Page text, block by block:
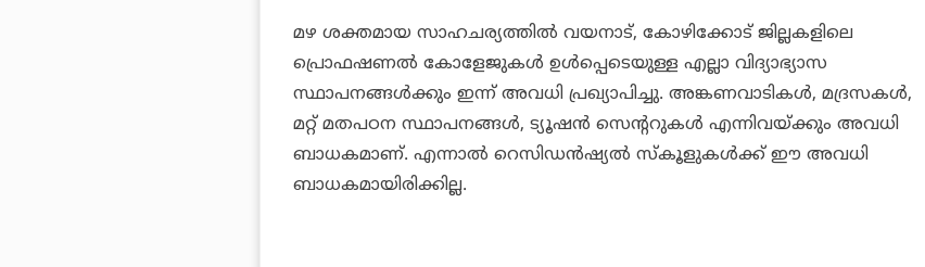
മഴ ശക്തമായ സാഹചര്യത്തില്‍ വയനാട്, കോഴിക്കോട് ജില്ലകളിലെ
പ്രൊഫഷണല്‍ കോളേജുകള്‍ ഉള്‍പ്പെടെയുള്ള എല്ലാ വിദ്യാഭ്യാസ
സ്ഥാപനങ്ങള്‍ക്കും ഇന്ന് അവധി പ്രഖ്യാപിച്ചു. അങ്കണവാടികള്‍, മദ്രസകള്‍,
മറ്റ് മതപഠന സ്ഥാപനങ്ങള്‍, ട്യൂഷന്‍ സെന്ററുകള്‍ എന്നിവയ്ക്കും അവധി
ബാധകമാണ്. എന്നാല്‍ റെസിഡന്‍ഷ്യല്‍ സ്‌കൂളുകള്‍ക്ക് ഈ അവധി
ബാധകമായിരിക്കില്ല.